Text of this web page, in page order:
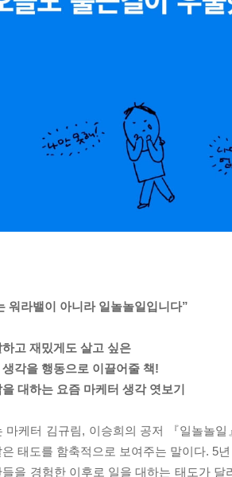
워라밸이 아니라 일놀놀일입니다”
하고 재밌게도 살고 싶은
생각을 행동으로 이끌어줄 책!
대하는 요즘 마케터 생각 엿보기
마케터 김규림, 이승희의 공저 『일놀놀일
은 태도를 함축적으로 보여주는 말이다. 5
들을 경험한 이후로 일을 대하는 태도가